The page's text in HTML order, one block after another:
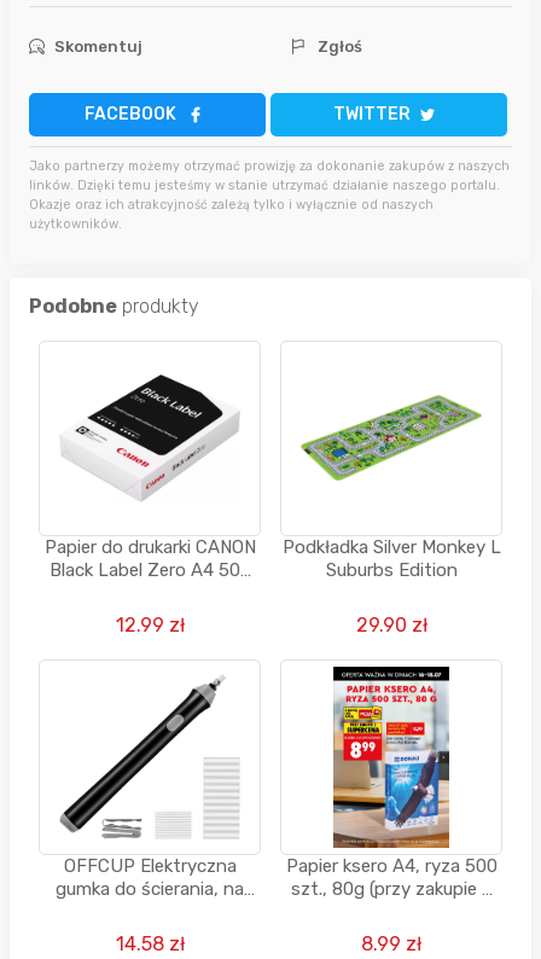
Skomentuj Zgłoś
FACEBOOK TWITTER
Jako partnerzy możemy otrzymać prowizję za dokonanie zakupów z naszych
linków. Dzięki temu jesteśmy w stanie utrzymać działanie naszego portalu.
Okazje oraz ich atrakcyjność zależą tylko i wyłącznie od naszych
użytkowników.
Podobne produkty
Papier do drukarki CANON
Black Label Zero A4 500
12.99 zł
Podkładka Silver Monkey L
Suburbs Edition
29.90 zł
OFFCUP Elektryczna
gumka do ścierania, na
2,5 mm i 12 sztuk 5 mm
14.58 zł
Papier ksero A4, ryza 500
szt., 80g (przy zakupie 2
8.99 zł